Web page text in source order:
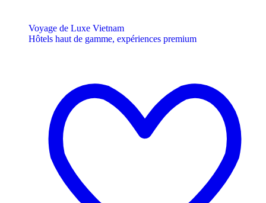
Voyage de Luxe Vietnam
Hôtels haut de gamme, expériences premium